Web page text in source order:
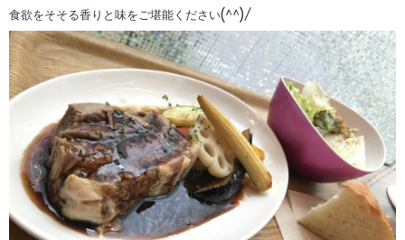
食欲をそそる香りと味をご堪能ください(^^)/